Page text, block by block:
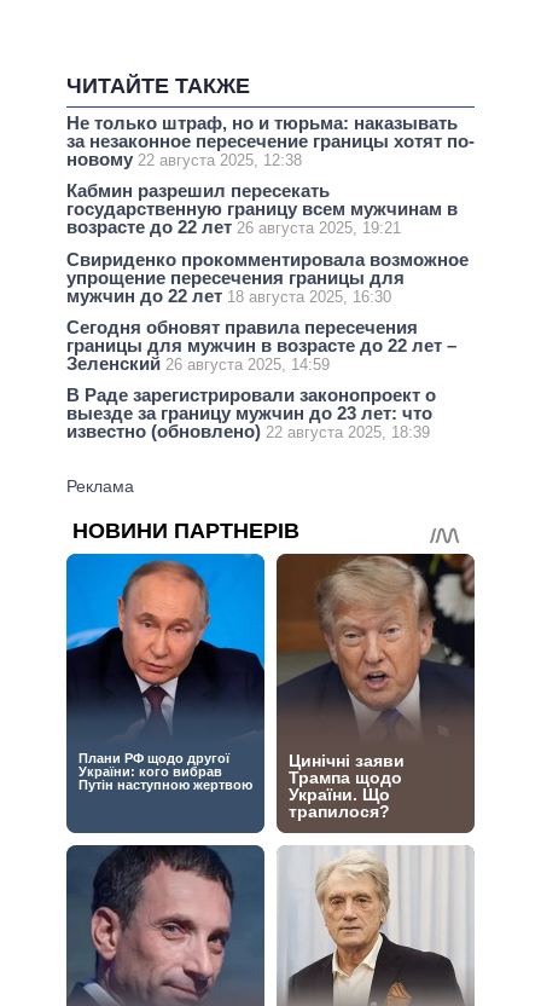
ЧИТАЙТЕ ТАКЖЕ
Не только штраф, но и тюрьма: наказывать
за незаконное пересечение границы хотят по-
новому 22 августа 2025, 12:38
Кабмин разрешил пересекать
государственную границу всем мужчинам в
возрасте до 22 лет 26 августа 2025, 19:21
Свириденко прокомментировала возможное
упрощение пересечения границы для
мужчин до 22 лет 18 августа 2025, 16:30
Сегодня обновят правила пересечения
границы для мужчин в возрасте до 22 лет –
Зеленский 26 августа 2025, 14:59
В Раде зарегистрировали законопроект о
выезде за границу мужчин до 23 лет: что
известно (обновлено) 22 августа 2025, 18:39